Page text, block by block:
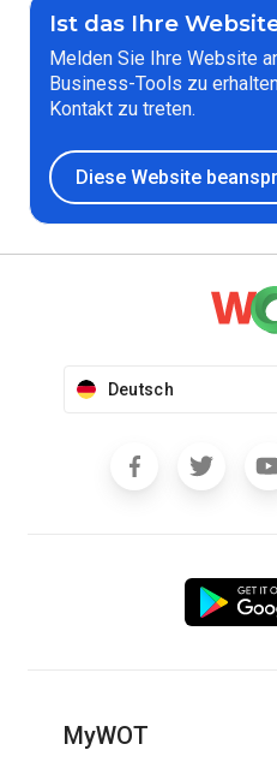
Ist das Ihre
Melden Sie Ihre Website
Business-Tools zu
Kontakt zu treten.
Diese Website
Deutsch
MyWOT